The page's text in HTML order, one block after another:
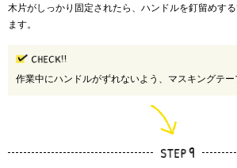
木片がしっかり固定されたら、ハンドルを釘留めす
ます。
作業中にハンドルがずれないよう、マスキングテー